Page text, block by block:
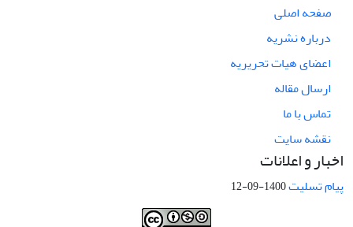
صفحه اصلی
درباره نشریه
اعضای هیات تحریریه
ارسال مقاله
تماس با ما
نقشه سایت
اخبار و اعلانات
پیام تسلیت1400-09-12